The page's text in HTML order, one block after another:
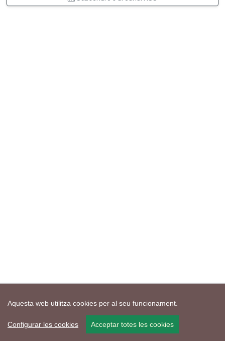
Aquesta web utilitza cookies per al seu funcionament.
Configurar les cookies Acceptar totes les cookies
Mapa web Avís de cookies